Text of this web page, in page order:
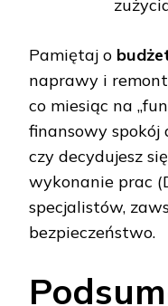
Pamiętaj o
naprawy i
co miesiąc na
finansowy spokój
czy decydujesz
wykonanie prac
specjalistów,
bezpieczeństwo.